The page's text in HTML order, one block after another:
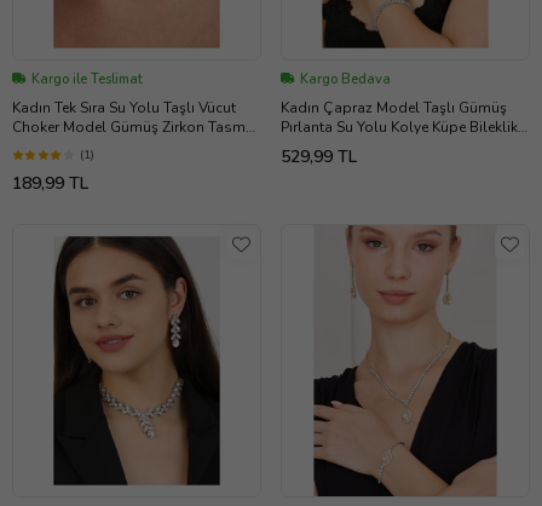
Kargo ile Teslimat
Kadın Tek Sıra Su Yolu Taşlı Vücut
Choker Model Gümüş Zirkon Tasma
Pırlanta Gerdanlık Kolye Abiye
(1)
189,99 TL
Kargo Bedava
Kadın Çapraz Model Taşlı Gümüş
Pırlanta Su Yolu Kolye Küpe Bileklik
Abiye Düğün Söz Gelin Takı Seti
529,99 TL